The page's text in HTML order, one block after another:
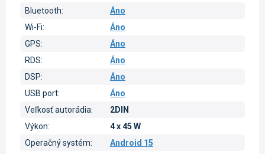
Bluetooth:
Áno
Wi-Fi:
Áno
GPS:
Áno
RDS:
Áno
DSP:
Áno
USB port:
Áno
Veľkosť autorádia:
2DIN
Výkon:
4 x 45 W
Operačný systém:
Android 15